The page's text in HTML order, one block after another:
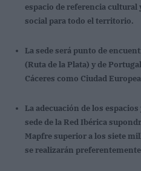
espacio de referencia
social para todo el territorio.
La sede será punto de
(Ruta de la Plata) y de
Cáceres como Ciudad
La adecuación de los
sede de la Red Ibérica
Mapfre superior a los siete
se realizarán